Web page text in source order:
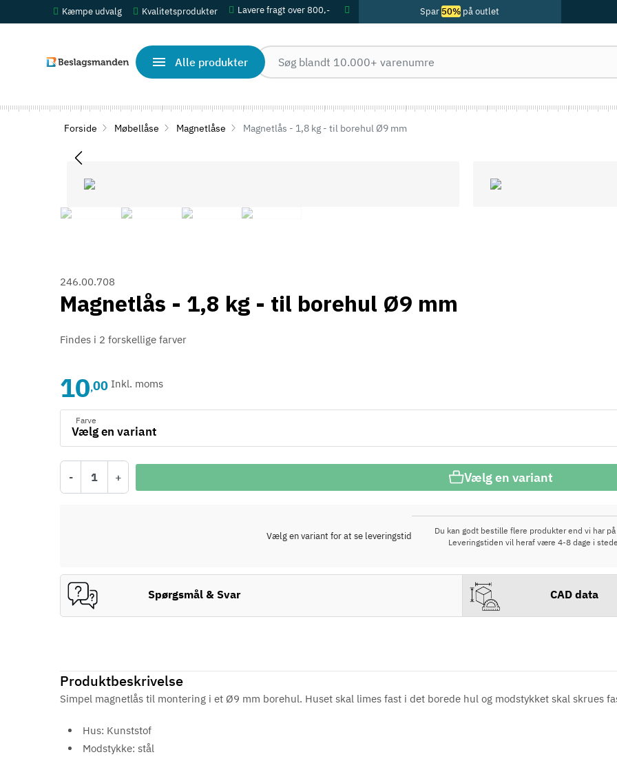
Kæmpe udvalg Kvalitetsprodukter Lavere fragt over 800,- Spar 50% på outlet
Alle produkter
Forside Møbellåse Magnetlåse Magnetlås - 1,8 kg - til borehul Ø9 mm
Produktbeskrivelse
Simpel magnetlås til montering i et Ø9 mm borehul. Huset skal limes fast i det borede hul og modstykket skal skrues
Hus: Kunststof
Modstykke: stål
246.00.708
Magnetlås - 1,8 kg - til borehul Ø9 mm
Findes i 2 forskellige farver
10,00 Inkl. moms
Farve
- + Vælg en variant
Vælg en variant for at se leveringstid
Du kan godt bestille flere produkter end vi har på
Leveringstiden vil heraf være 4-8 dage i
Spørgsmål & Svar CAD data